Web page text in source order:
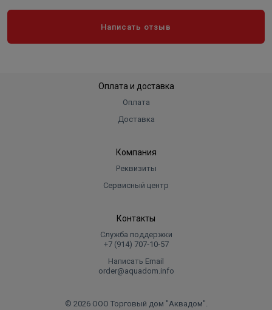
Написать отзыв
Оплата и доставка
Оплата
Доставка
Компания
Реквизиты
Сервисный центр
Контакты
Служба поддержки
+7 (914) 707‑10‑57
Написать Email
order@aquadom.info
© 2026 ООО Торговый дом "Аквадом".